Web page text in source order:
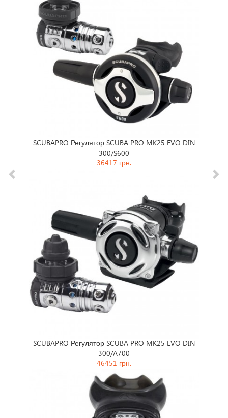
SCUBA PRO MK25 EVO DIN
SCUBA PRO MK25 EVO DIN
AQUA LUNG Регулятор
SCUBAPRO Регулятор SCUBA